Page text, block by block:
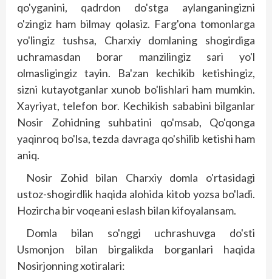
qo'yganini, qadrdon do'stga aylanganingizni
o'zingiz ham bilmay qolasiz. Farg'ona tomonlarga
yo'lingiz tushsa, Charxiy domlaning shogirdiga
uchramasdan borar manzilingiz sari yo'l
olmasligingiz tayin. Ba'zan kechikib ketishingiz,
sizni kutayotganlar xunob bo'lishlari ham mumkin.
Xayriyat, telefon bor. Kechikish sababini bilganlar
Nosir Zohidning suhbatini qo'msab, Qo'qonga
yaqinroq bo'lsa, tezda davraga qo'shilib ketishi ham
aniq.
Nosir Zohid bilan Charxiy domla o'rtasidagi
ustoz-shogirdlik haqida alohida kitob yozsa bo'ladi.
Hozircha bir voqeani eslash bilan kifoyalansam.
Domla bilan so'nggi uchrashuvga do'sti
Usmonjon bilan birgalikda borganlari haqida
Nosirjonning xotiralari: